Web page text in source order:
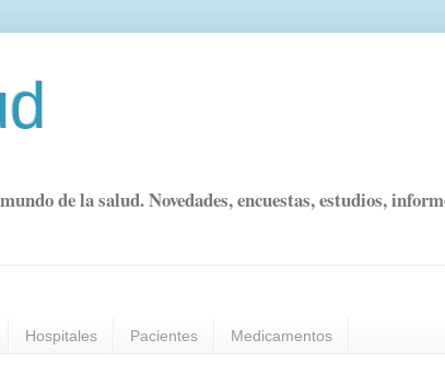
de la salud. Novedades, encuestas, estudios,
Hospitales Pacientes Medicamentos